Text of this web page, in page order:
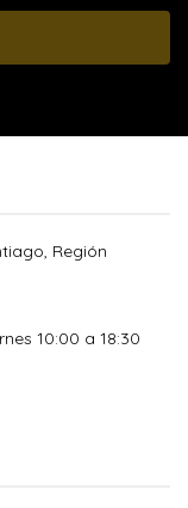
Región
10:00 a 18:30